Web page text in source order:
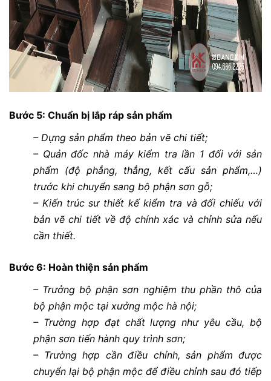
Bước 5: Chuẩn bị lắp ráp sản phẩm
– Dựng sản phẩm theo bản vẽ chi tiết;
– Quản đốc nhà máy kiểm tra lần 1 đối với sản
phẩm (độ phẳng, thẳng, kết cấu sản phẩm,…)
trước khi chuyển sang bộ phận sơn gỗ;
– Kiến trúc sư thiết kế kiểm tra và đối chiếu với
bản vẽ chi tiết về độ chính xác và chỉnh sửa nếu
cần thiết.
Bước 6: Hoàn thiện sản phẩm
– Trưởng bộ phận sơn nghiệm thu phần thô của
bộ phận mộc tại xưởng mộc hà nội;
– Trường hợp đạt chất lượng như yêu cầu, bộ
phận sơn tiến hành quy trình sơn;
– Trường hợp cần điều chỉnh, sản phẩm được
chuyển lại bộ phận mộc để điều chỉnh sau đó tiếp